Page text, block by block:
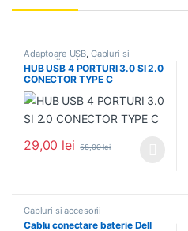
Adaptoare USB, Cabluri si
accesorii,Hub-uri
HUB USB 4 PORTURI 3.0 SI 2.0
CONECTOR TYPE C
29,00 lei 58,00lei
Cabluri si accesorii
Cablu conectare baterie Dell